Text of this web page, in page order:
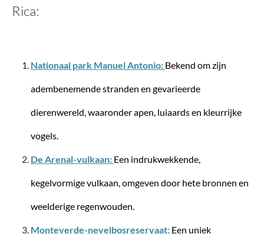
-38%
Travelite
Vaka America Unlimited Arizona Edition -
Rica:
Nationaal park Manuel Antonio: Bekend om zijn
adembenemende stranden en gevarieerde
dierenwereld, waaronder apen, luiaards en kleurrijke
vogels.
De Arenal-vulkaan: Een indrukwekkende,
kegelvormige vulkaan, omgeven door hete bronnen en
weelderige regenwouden.
Monteverde-nevelbosreservaat: Een uniek